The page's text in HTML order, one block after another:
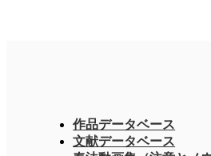
作品データベース
文献データベース